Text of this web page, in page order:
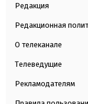
Редакция
Редакционная
О телеканале
Телеведущие
Рекламодателям